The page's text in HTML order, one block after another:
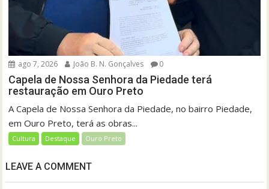
ago 7, 2026 João B. N. Gonçalves 0
Capela de Nossa Senhora da Piedade terá
restauração em Ouro Preto
A Capela de Nossa Senhora da Piedade, no bairro Piedade,
em Ouro Preto, terá as obras...
Cultura Destaque Ouro Preto
LEAVE A COMMENT